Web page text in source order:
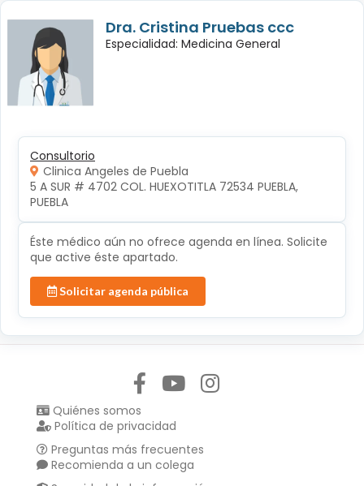
Dra. Cristina Pruebas ccc
Especialidad: Medicina General
Consultorio
Clinica Angeles de Puebla
5 A SUR # 4702 COL. HUEXOTITLA 72534 PUEBLA,
PUEBLA
Éste médico aún no ofrece agenda en línea. Solicite
que active éste apartado.
Solicitar agenda pública
Quiénes somos
Política de privacidad
Preguntas más frecuentes
Recomienda a un colega